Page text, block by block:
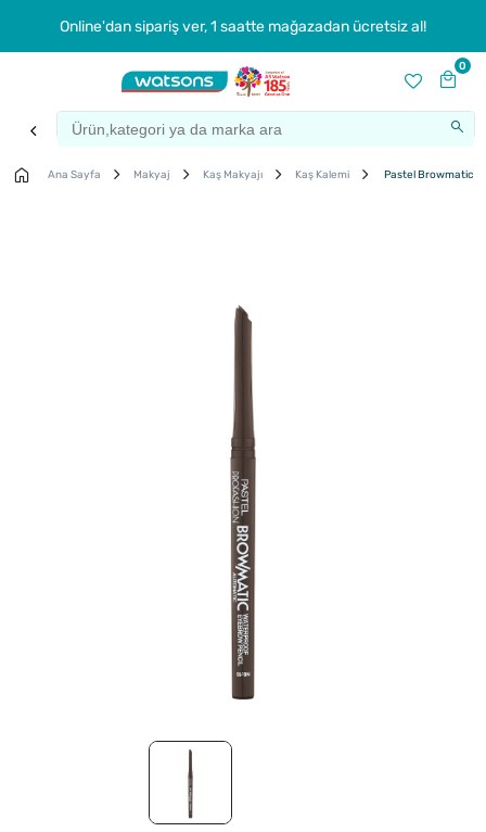
Online'dan sipariş ver, 1 saatte mağazadan ücretsiz al!
0
Ana Sayfa Makyaj Kaş Makyajı Kaş Kalemi Pastel Browmatic